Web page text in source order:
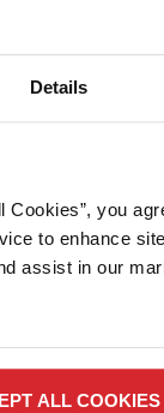
Details
Cookies”, you
to enhance
assist in our
ALL COOKIES
LIMPAS E